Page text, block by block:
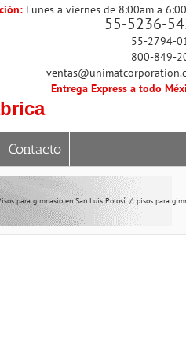
Lunes a viernes de 8:00am a
55-5236-
55-2794-
800-849-
Entrega Express a todo
Contacto
para gimnasio en San Luis Potosí pisos para